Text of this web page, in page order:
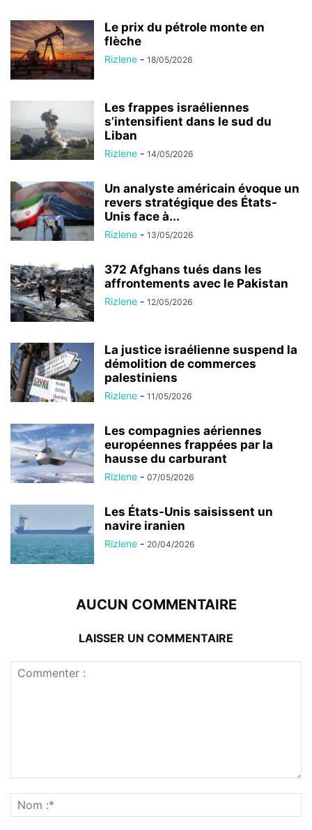
Le prix du pétrole monte en
flèche
Rizlene - 18/05/2026
Les frappes israéliennes
s’intensifient dans le sud du
Liban
Rizlene - 14/05/2026
Un analyste américain évoque un
revers stratégique des États-
Unis face à...
Rizlene - 13/05/2026
372 Afghans tués dans les
affrontements avec le Pakistan
Rizlene - 12/05/2026
La justice israélienne suspend la
démolition de commerces
palestiniens
Rizlene - 11/05/2026
Les compagnies aériennes
européennes frappées par la
hausse du carburant
Rizlene - 07/05/2026
Les États-Unis saisissent un
navire iranien
Rizlene - 20/04/2026
AUCUN COMMENTAIRE
LAISSER UN COMMENTAIRE